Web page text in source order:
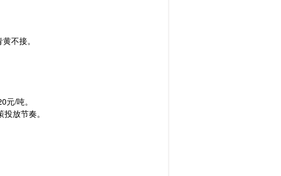
不接。
/吨。
放节奏。